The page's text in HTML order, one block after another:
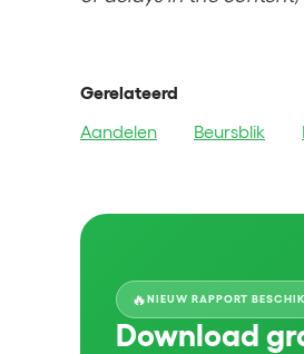
Gerelateerd
Aandelen
Beursblik
🔥NIEUW RAPPORT
Download